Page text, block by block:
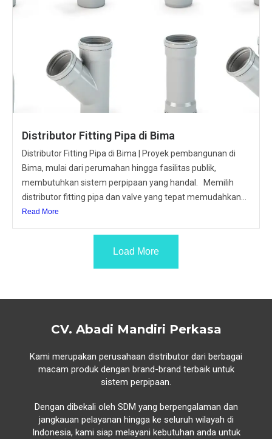
Distributor Fitting Pipa di Bima
Distributor Fitting Pipa di Bima | Proyek pembangunan di
Bima, mulai dari perumahan hingga fasilitas publik,
membutuhkan sistem perpipaan yang handal. Memilih
distributor fitting pipa dan valve yang tepat memudahkan...
Read More
Load More
CV. Abadi Mandiri Perkasa
Kami merupakan perusahaan distributor dari berbagai
macam produk dengan brand-brand terbaik untuk
sistem perpipaan.
Dengan dibekali oleh SDM yang berpengalaman dan
jangkauan pelayanan hingga ke seluruh wilayah di
Indonesia, kami siap melayani kebutuhan anda untuk